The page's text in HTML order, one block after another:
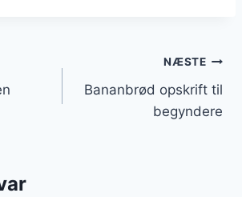
NÆSTE
Bananbrød opskrift til
begyndere